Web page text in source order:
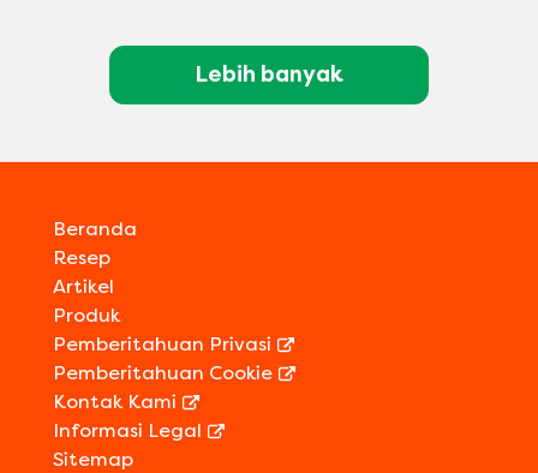
Lebih banyak
Beranda
Resep
Artikel
Produk
Pemberitahuan Privasi
Pemberitahuan Cookie
Kontak Kami
Informasi Legal
Sitemap